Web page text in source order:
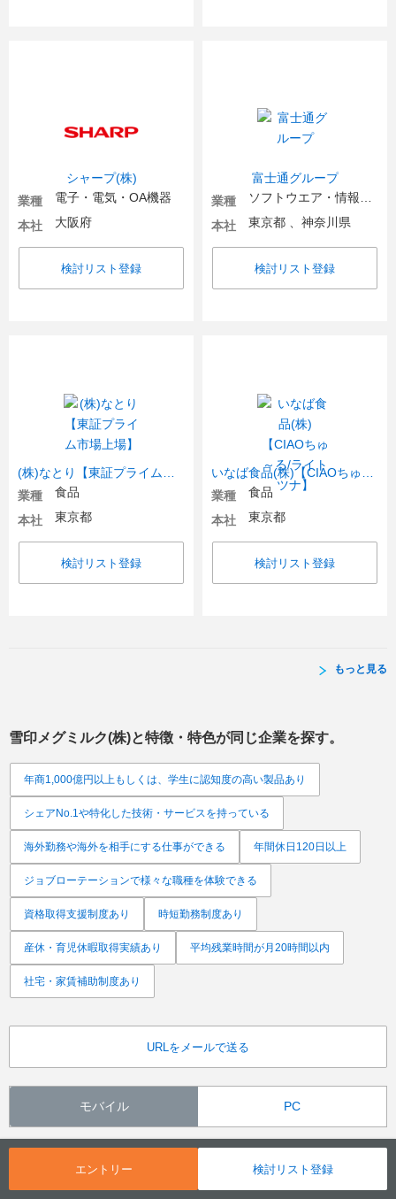
エントリー 検討リスト登録
シャープ(株)
業種
電子・電気・OA機器
本社
大阪府
検討リスト登録
富士通グループ
業種
本社
東京都 、神奈川県
検討リスト登録
業種
食品
本社
東京都
検討リスト登録
業種
食品
本社
東京都
検討リスト登録
もっと見る
雪印メグミルク(株)と特徴・特色が同じ企業を探す。
年商1,000億円以上もしくは、学生に認知度の高い製品あり
シェアNo.1や特化した技術・サービスを持っている
海外勤務や海外を相手にする仕事ができる 年間休日120日以上
ジョブローテーションで様々な職種を体験できる
資格取得支援制度あり 時短勤務制度あり
産休・育児休暇取得実績あり 平均残業時間が月20時間以内
社宅・家賃補助制度あり
URLをメールで送る
モバイル PC